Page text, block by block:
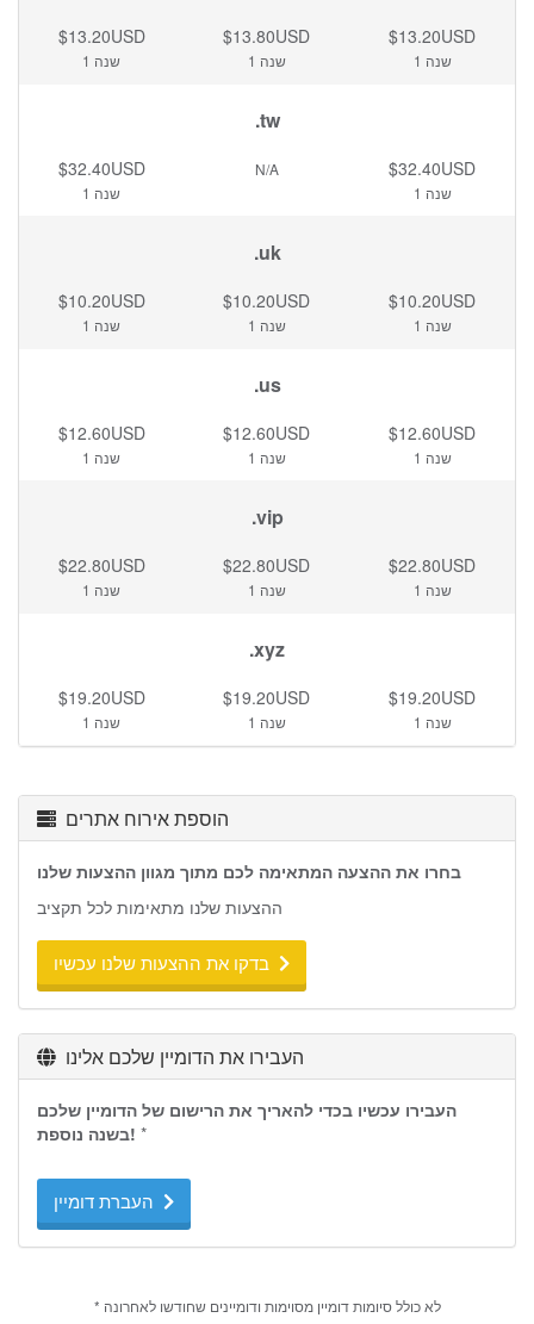
$13.20USD
1 שנה
$13.80USD
1 שנה
$13.20USD
1 שנה
.tw
$32.40USD
1 שנה
N/A $32.40USD
1 שנה
.uk
$10.20USD
1 שנה
$10.20USD
1 שנה
$10.20USD
1 שנה
.us
$12.60USD
1 שנה
$12.60USD
1 שנה
$12.60USD
1 שנה
.vip
$22.80USD
1 שנה
$22.80USD
1 שנה
$22.80USD
1 שנה
.xyz
$19.20USD
1 שנה
$19.20USD
1 שנה
$19.20USD
1 שנה
הוספת אירוח אתרים
בחרו את ההצעה המתאימה לכם מתוך מגוון ההצעות שלנו
ההצעות שלנו מתאימות לכל תקציב
העבירו את הדומיין שלכם אלינו
העבירו עכשיו בכדי להאריך את הרישום של הדומיין שלכם
בשנה נוספת! *
* לא כולל סיומות דומיין מסוימות ודומיינים שחודשו לאחרונה